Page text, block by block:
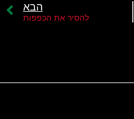
הבא
להסיר את הכפפות